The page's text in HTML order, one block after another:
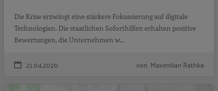
Die Krise erzwingt eine stärkere Fokussierung auf digitale
Technologien. Die staatlichen Soforthilfen erhalten positive
Bewertungen, die Unternehmen w…
21.04.2020 von Maximilian Rathke